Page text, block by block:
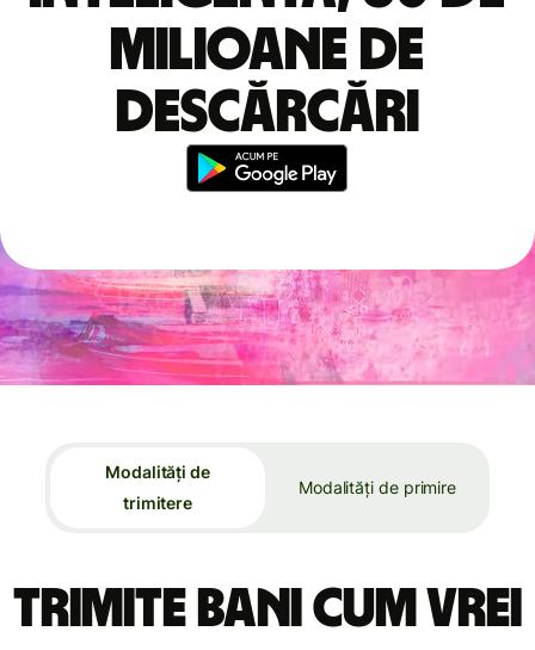
milioane de
descărcări
Modalități de
trimitere
Modalități de primire
Trimite bani cum vrei